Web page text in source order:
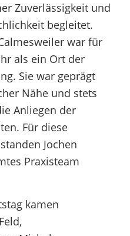
Zuverlässigkeit und
begleitet.
war für
als ein Ort der
Sie war geprägt
Nähe und stets
Anliegen der
Für diese
Jochen
Praxisteam
kamen